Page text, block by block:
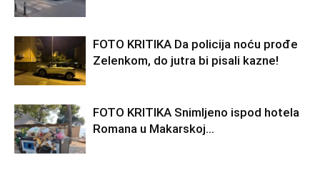
FOTO KRITIKA Da policija noću prođe
Zelenkom, do jutra bi pisali kazne!
FOTO KRITIKA Snimljeno ispod hotela
Romana u Makarskoj…